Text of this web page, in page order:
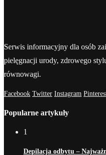
Serwis informacyjny dla osób
pielęgnacji urody, zdrowego
równowagi.
Facebook Twitter Instagram
Popularne artykuły
1
Depilacja odbytu –